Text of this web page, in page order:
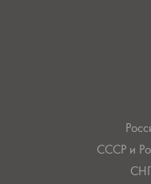
СССР и